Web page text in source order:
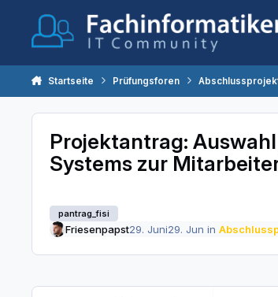
Startseite Prüfungsforen
Projektantrag:
Systems zur
pantrag_fisi
Friesenpapst29. Juni29. Jun in